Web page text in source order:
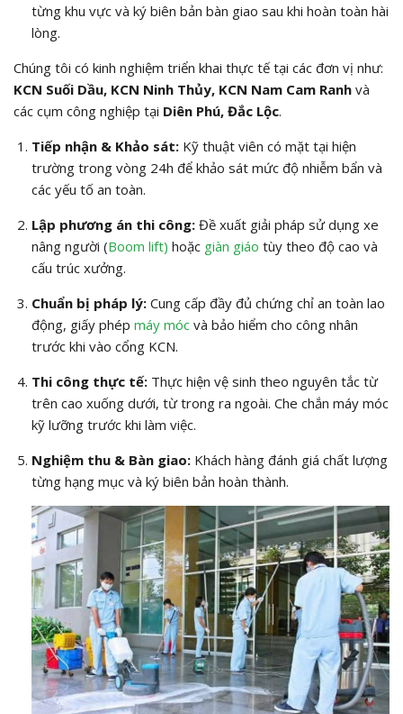
từng khu vực và ký biên bản bàn giao sau khi hoàn toàn hài
lòng.
Chúng tôi có kinh nghiệm triển khai thực tế tại các đơn vị như:
KCN Suối Dầu, KCN Ninh Thủy, KCN Nam Cam Ranh và
các cụm công nghiệp tại Diên Phú, Đắc Lộc.
Tiếp nhận & Khảo sát:Kỹ thuật viên có mặt tại hiện
trường trong vòng 24h để khảo sát mức độ nhiễm bẩn và
các yếu tố an toàn.
Lập phương án thi công:Đề xuất giải pháp sử dụng xe
nâng người (Boom lift) hoặc giàn giáo tùy theo độ cao và
cấu trúc xưởng.
Chuẩn bị pháp lý:Cung cấp đầy đủ chứng chỉ an toàn lao
động, giấy phép máy mócvà bảo hiểm cho công nhân
trước khi vào cổng KCN.
Thi công thực tế:Thực hiện vệ sinh theo nguyên tắc từ
trên cao xuống dưới, từ trong ra ngoài. Che chắn máy móc
kỹ lưỡng trước khi làm việc.
Nghiệm thu & Bàn giao:Khách hàng đánh giá chất lượng
từng hạng mục và ký biên bản hoàn thành.